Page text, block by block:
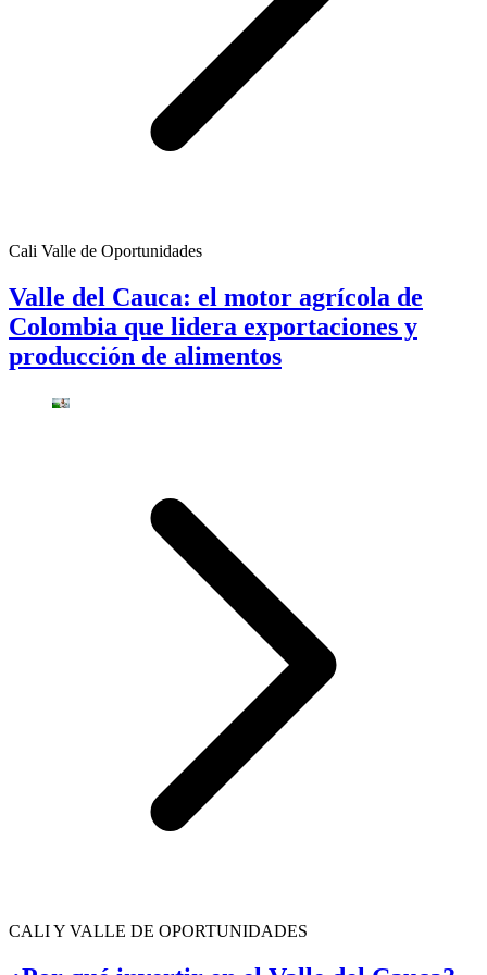
Cali Valle de Oportunidades
Valle del Cauca: el motor agrícola de
Colombia que lidera exportaciones y
producción de alimentos
CALI Y VALLE DE OPORTUNIDADES